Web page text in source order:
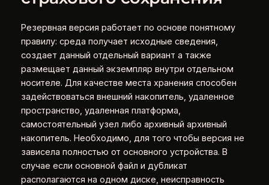
Резервная версия работает по основе понятному
правилу: среда получает исходные сведения,
создает данный отдельный вариант а также
размещает данный экземпляр внутри отдельном
носителе. Для качестве места хранения способен
задействоваться внешний накопитель, удаленное
пространство, удаленная платформа,
самостоятельный узел либо архивный архивный
накопитель. Необходимо, для того чтобы версия не
зависела полностью от основного устройства. В
случае если основной файл и дубликат
располагаются на одном диске, неисправность